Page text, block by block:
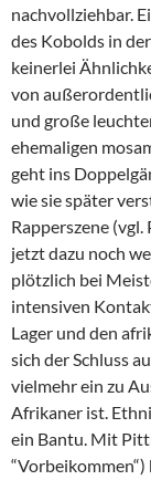
nachvollziehbar.
des Kobolds in
keinerlei
von
und große
ehemaligen
geht ins
wie sie später
Rapperszene
jetzt dazu noch
plötzlich bei
intensiven
Lager und den
sich der Schluss
vielmehr ein zu
Afrikaner ist.
ein Bantu. Mit